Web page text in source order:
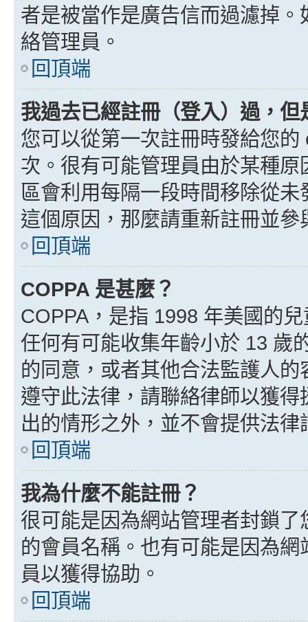
者是被當作是廣告信而過濾掉
絡管理員。
回頂端
我過去已經註冊（登入）過，
您可以從第一次註冊時發給您
次。很有可能管理員由於某種
區會利用每隔一段時間移除從
這個原因，那麼請重新註冊並參
回頂端
COPPA 是甚麼？
COPPA，是指 1998 年美國的
任何有可能收集年齡小於 13 歲
的同意，或者其他合法監護人
遵守此法律，請聯絡律師以獲
出的情形之外，並不會提供法
回頂端
我為什麼不能註冊？
很可能是因為網站管理者封鎖
的會員名稱。也有可能是因為
員以獲得協助。
回頂端